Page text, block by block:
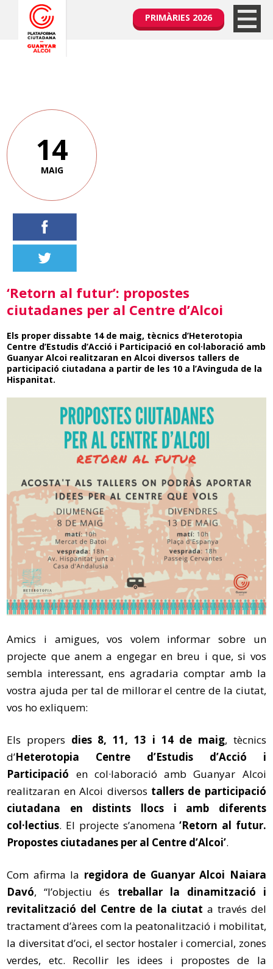
PRIMÀRIES 2026
14
MAIG
‘Retorn al futur’: propostes
ciutadanes per al Centre d’Alcoi
Els proper dissabte 14 de maig, tècnics d’Heterotopia
Centre d’Estudis d’Acció i Participació en col·laboració amb
Guanyar Alcoi realitzaran en Alcoi diversos tallers de
participació ciutadana a partir de les 10 a l’Avinguda de la
Hispanitat.
Amics i amigues, vos volem informar sobre un
projecte que anem a engegar en breu i que, si vos
sembla interessant, ens agradaria comptar amb la
vostra ajuda per tal de millorar el centre de la ciutat,
vos ho exliquem:
Els propers dies 8, 11, 13 i 14 de maig, tècnics
d’Heterotopia Centre d’Estudis d’Acció i
Participació en col·laboració amb Guanyar Alcoi
realitzaran en Alcoi diversos tallers de participació
ciutadana en distints llocs i amb diferents
col·lectius. El projecte s’anomena ‘Retorn al futur.
Propostes ciutadanes per al Centre d’Alcoi’.
Com afirma la regidora de Guanyar Alcoi Naiara
Davó, “l’objectiu és treballar la dinamització i
revitalització del Centre de la ciutat a través del
tractament d’àrees com la peatonalització i mobilitat,
la diversitat d’oci, el sector hostaler i comercial, zones
verdes, etc. Recollir les idees i propostes de la